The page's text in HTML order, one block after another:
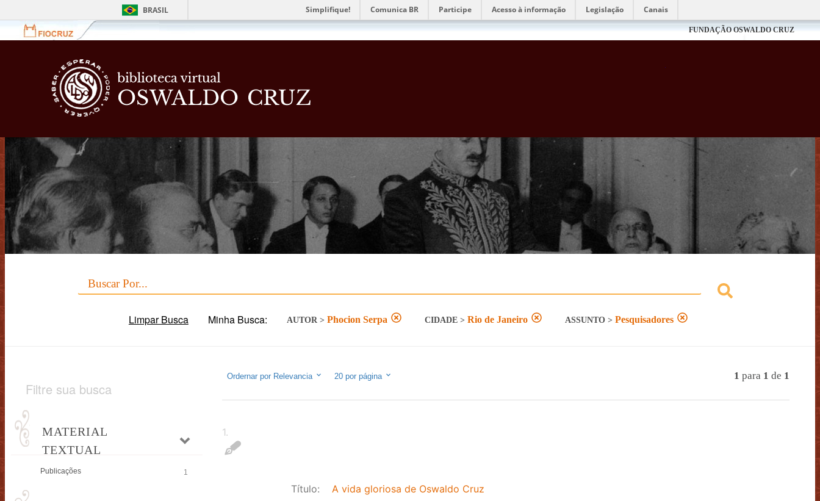
BRASIL Simplifique! Comunica BR Participe Acesso à informação Legislação Canais
FUNDAÇÃO OSWALDO CRUZ
Limpar Busca Minha Busca: AUTOR> Phocion Serpa CIDADE> Rio de Janeiro ASSUNTO > Pesquisadores
Filtre sua busca
MATERIAL
TEXTUAL
Publicações 1
Ordernar por Relevancia 20por página 1 para 1 de 1
1.
Título: A vida gloriosa de Oswaldo Cruz